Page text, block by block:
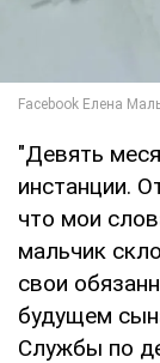
"Девять
инстанции.
что мои
мальчик
свои
будущем
Службы по